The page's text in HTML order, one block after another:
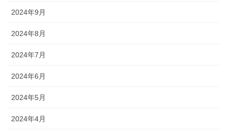
2024年9月
2024年8月
2024年7月
2024年6月
2024年5月
2024年4月